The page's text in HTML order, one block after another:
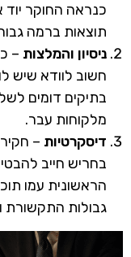
כנראה החוקר יוד
תוצאות ברמה
ניסיון והמלצות –
חשוב לוודא שיש
בתיקים דומים
מלקוחות עבר.
דיסקרטיות –
בחריש חייב
הראשונית עמו
גבולות התקשורת